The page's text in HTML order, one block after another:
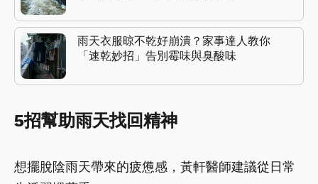
雨天衣服晾不乾好崩潰？家事達人教你
「速乾妙招」告別霉味與臭酸味
5招幫助雨天找回精神
想擺脫陰雨天帶來的疲憊感，黃軒醫師建議從日常